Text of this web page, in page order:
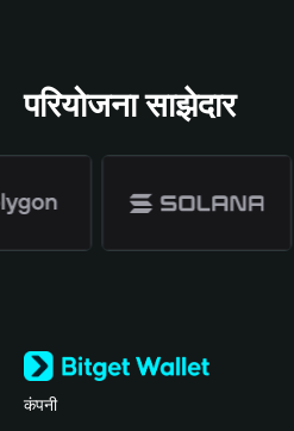
परियोजना साझेदार
कंपनी